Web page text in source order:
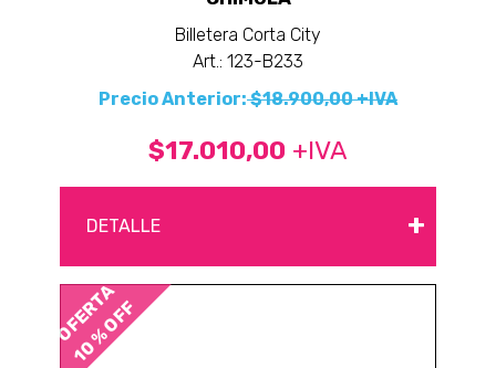
Billetera Corta City
Art.: 123-B233
Precio Anterior:$18.900,00 +IVA
$17.010,00 +IVA
DETALLE +
OFERTA
10 % OFF